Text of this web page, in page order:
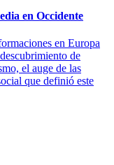
en Occidente
en Europa
de
el auge de las
que definió este